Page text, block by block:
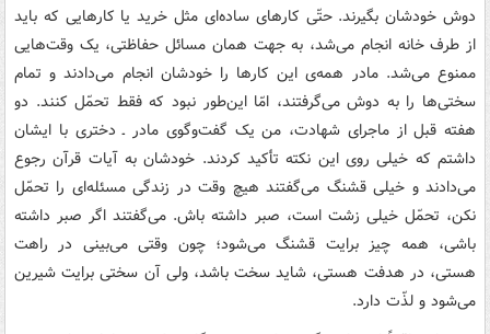
دوش خودشان بگیرند. حتّی کارهای ساده‌ای مثل خرید یا کارهایی که باید
از طرف خانه انجام می‌شد، به جهت همان مسائل حفاظتی، یک وقت‌هایی
ممنوع می‌شد. مادر همه‌ی این کارها را خودشان انجام می‌دادند و تمام
سختی‌ها را به دوش می‌گرفتند، امّا این‌طور نبود که فقط تحمّل کنند. دو
هفته قبل از ماجرای شهادت، من یک گفت‌وگوی مادر ـ دختری با ایشان
داشتم که خیلی روی این نکته تأکید کردند. خودشان به آیات قرآن رجوع
می‌دادند و خیلی قشنگ می‌گفتند هیچ وقت در زندگی مسئله‌ای را تحمّل
نکن، تحمّل خیلی زشت است، صبر داشته باش. می‌گفتند اگر صبر داشته
باشی، همه چیز برایت قشنگ می‌شود؛ چون وقتی می‌بینی در راهت
هستی، در هدفت هستی، شاید سخت باشد، ولی آن سختی برایت شیرین
می‌شود و لذّت دارد.